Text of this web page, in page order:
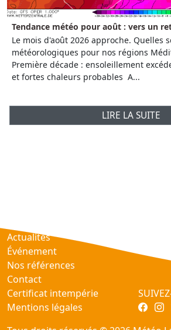
Tendance météo pour août : vers un
Le mois d'août 2026 approche. Quelles
météorologiques pour nos régions
Première décade : ensoleillement
et fortes chaleurs probables A...
LIRE LA SUITE
Actualités
Événement
Nos références
Contact
Certificat intempérie
Mentions légales